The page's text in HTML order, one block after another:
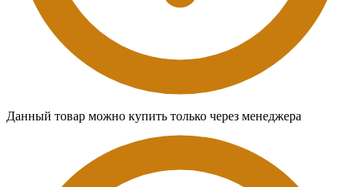
Данный товар можно купить только через менеджера